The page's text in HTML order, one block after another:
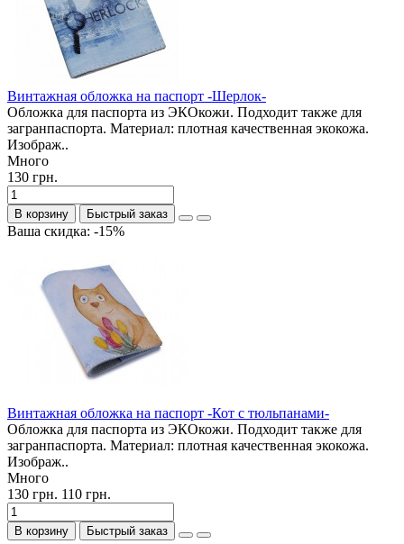
Винтажная обложка на паспорт -Шерлок-
Обложка для паспорта из ЭКОкожи. Подходит также для
загранпаспорта. Материал: плотная качественная экокожа.
Изображ..
Много
130 грн.
В корзину Быстрый заказ
Ваша скидка: -15%
Винтажная обложка на паспорт -Кот с тюльпанами-
Обложка для паспорта из ЭКОкожи. Подходит также для
загранпаспорта. Материал: плотная качественная экокожа.
Изображ..
Много
130 грн. 110 грн.
В корзину Быстрый заказ